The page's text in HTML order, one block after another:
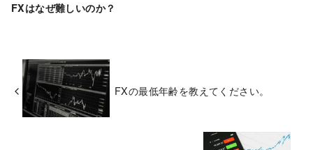
FXはなぜ難しいのか？
FXの最低年齢を教えてください。